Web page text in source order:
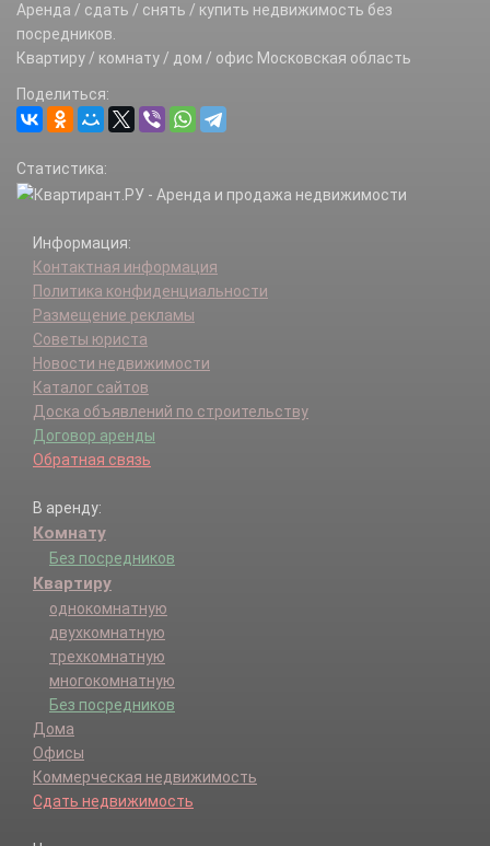
Аренда / сдать / снять / купить недвижимость без
посредников.
Квартиру / комнату / дом / офис Московская область
Поделиться:
Статистика:
Информация:
Контактная информация
Политика конфиденциальности
Размещение рекламы
Советы юриста
Новости недвижимости
Каталог сайтов
Доска объявлений по строительству
Договор аренды
Обратная связь
В аренду:
Комнату
Без посредников
Квартиру
однокомнатную
двухкомнатную
трехкомнатную
многокомнатную
Без посредников
Дома
Офисы
Коммерческая недвижимость
Сдать недвижимость